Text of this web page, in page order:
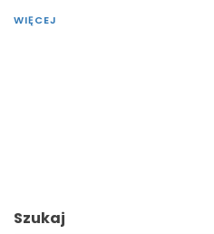
WIĘCEJ
Szukaj